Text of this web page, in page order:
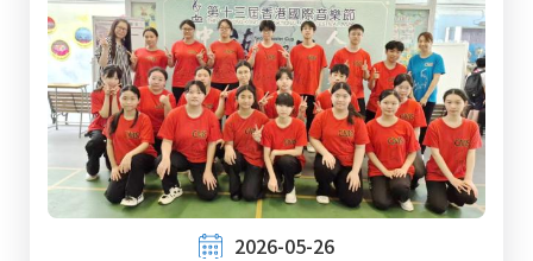
2026-05-26